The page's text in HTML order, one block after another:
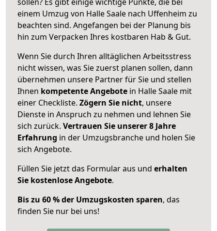
einem Umzug von Halle Saale nach Uffenheim zu
beachten sind. Angefangen bei der Planung bis
hin zum Verpacken Ihres kostbaren Hab & Gut.
Wenn Sie durch Ihren alltäglichen Arbeitsstress
nicht wissen, was Sie zuerst planen sollen, dann
übernehmen unsere Partner für Sie und stellen
Ihnen kompetente Angebote in Halle Saale mit
einer Checkliste. Zögern Sie nicht, unsere
Dienste in Anspruch zu nehmen und lehnen Sie
sich zurück. Vertrauen Sie unserer 8 Jahre
Erfahrung in der Umzugsbranche und holen Sie
sich Angebote.
Füllen Sie jetzt das Formular aus und erhalten
Sie kostenlose Angebote.
Bis zu 60 % der Umzugskosten sparen, das
finden Sie nur bei uns!